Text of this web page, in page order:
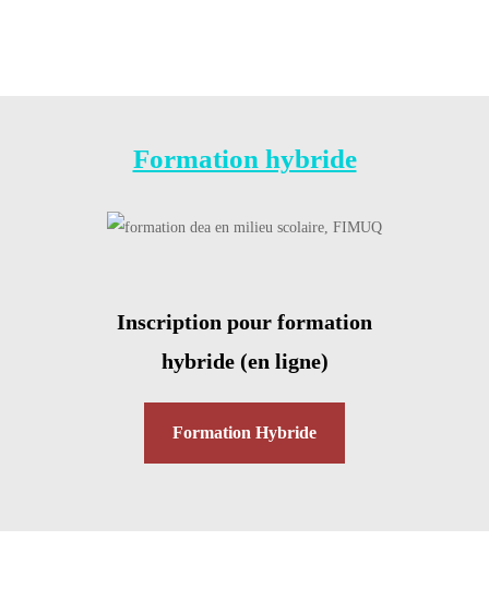
Formation hybride
Inscription pour formation
hybride (en ligne)
Formation Hybride